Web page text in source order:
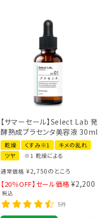
【サマーセール】Select Lab 発
酵熟成プラセンタ美容液 30ml
乾燥 くすみ※1
キメの乱れ
ツヤ
※1 乾燥による
通常価格 ¥2,750のところ
【20％OFF】セール価格 ¥2,200
税込
5件